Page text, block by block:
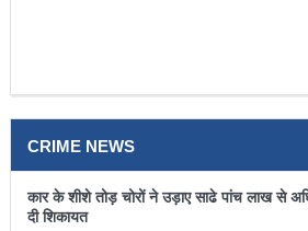
CRIME NEWS
कार के शीशे तोड़ चोरों ने उड़ाए साढे पांच लाख से
दी शिकायत